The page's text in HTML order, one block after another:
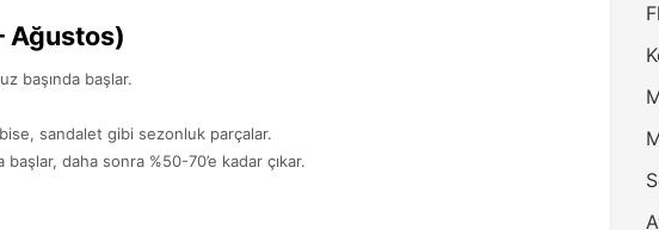
Ağustos)
başında başlar.
sandalet gibi sezonluk parçalar.
daha sonra %50-70’e kadar çıkar.